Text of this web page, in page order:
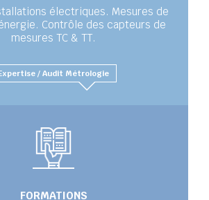
électriques. Mesures de
Contrôle des capteurs de
mesures TC & TT.
/ Audit Métrologie
FORMATIONS